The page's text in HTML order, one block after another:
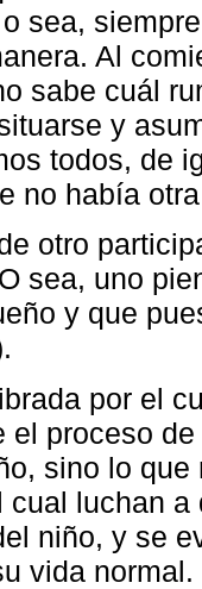
sea,
Al
sabe cuál
y
todos, de
no había
otro
sea, uno
y que
por el
el proceso
sino lo
cual luchan
niño, y se
vida normal.